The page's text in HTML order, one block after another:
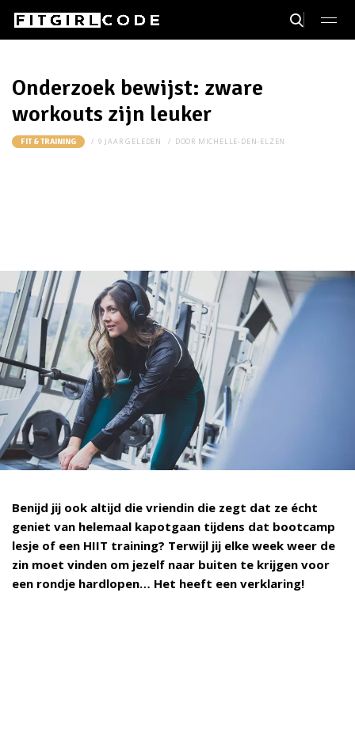
Onderzoek bewijst: zware
workouts zijn leuker
FIT & TRAINING 9 JAAR GELEDEN DOOR MICHELLE-DEN-ELZEN
Benijd jij ook altijd die vriendin die zegt dat ze écht
geniet van helemaal kapotgaan tijdens dat bootcamp
lesje of een HIIT training? Terwijl jij elke week weer de
zin moet vinden om jezelf naar buiten te krijgen voor
een rondje hardlopen… Het heeft een verklaring!